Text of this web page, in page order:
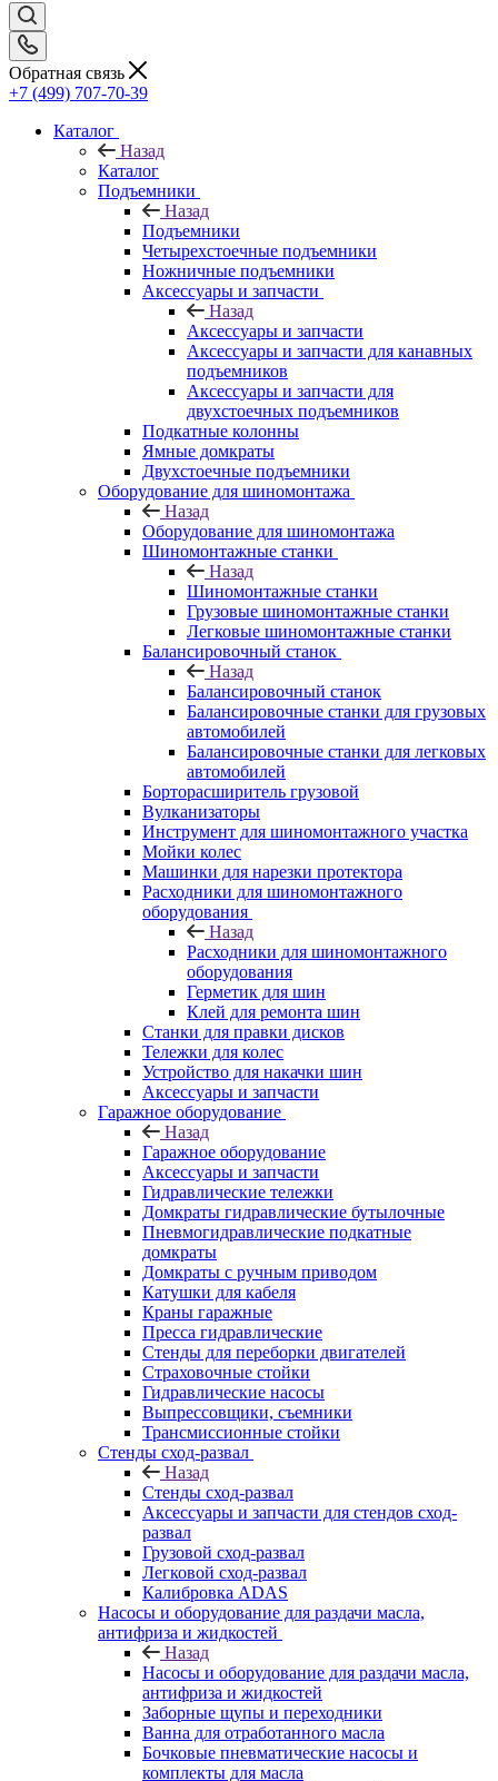
Обратная связь
+7 (499) 707-70-39
Каталог
Назад
Каталог
Подъемники
Назад
Подъемники
Четырехстоечные подъемники
Ножничные подъемники
Аксессуары и запчасти
Назад
Аксессуары и запчасти
Аксессуары и запчасти для канавных
подъемников
Аксессуары и запчасти для
двухстоечных подъемников
Подкатные колонны
Ямные домкраты
Двухстоечные подъемники
Оборудование для шиномонтажа
Назад
Оборудование для шиномонтажа
Шиномонтажные станки
Назад
Шиномонтажные станки
Грузовые шиномонтажные станки
Легковые шиномонтажные станки
Балансировочный станок
Назад
Балансировочный станок
Балансировочные станки для грузовых
автомобилей
Балансировочные станки для легковых
автомобилей
Борторасширитель грузовой
Вулканизаторы
Инструмент для шиномонтажного участка
Мойки колес
Машинки для нарезки протектора
Расходники для шиномонтажного
оборудования
Назад
Расходники для шиномонтажного
оборудования
Герметик для шин
Клей для ремонта шин
Станки для правки дисков
Тележки для колес
Устройство для накачки шин
Аксессуары и запчасти
Гаражное оборудование
Назад
Гаражное оборудование
Аксессуары и запчасти
Гидравлические тележки
Домкраты гидравлические бутылочные
Пневмогидравлические подкатные
домкраты
Домкраты с ручным приводом
Катушки для кабеля
Краны гаражные
Пресса гидравлические
Стенды для переборки двигателей
Страховочные стойки
Гидравлические насосы
Выпрессовщики, съемники
Трансмиссионные стойки
Стенды сход-развал
Назад
Стенды сход-развал
Аксессуары и запчасти для стендов сход-
развал
Грузовой сход-развал
Легковой сход-развал
Калибровка ADAS
Насосы и оборудование для раздачи масла,
антифриза и жидкостей
Назад
Насосы и оборудование для раздачи масла,
антифриза и жидкостей
Заборные щупы и переходники
Ванна для отработанного масла
Бочковые пневматические насосы и
комплекты для масла